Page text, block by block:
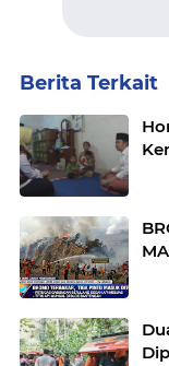
Berita Terkait